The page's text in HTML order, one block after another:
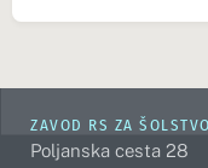
ZAVOD RS ZA ŠOLSTVO
Poljanska cesta 28